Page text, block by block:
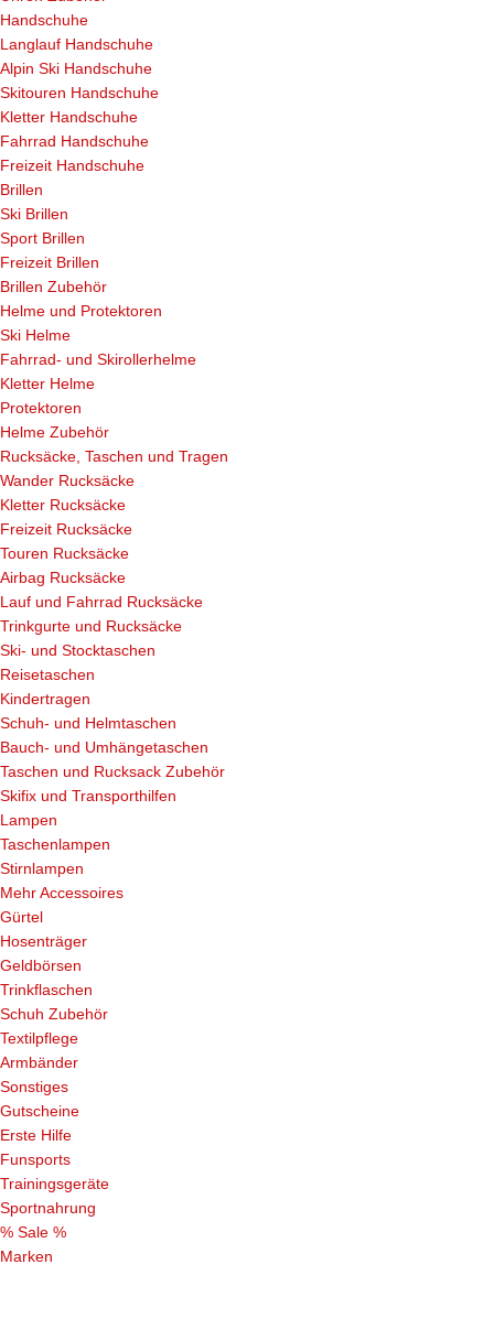
Handschuhe
Langlauf Handschuhe
Alpin Ski Handschuhe
Skitouren Handschuhe
Kletter Handschuhe
Fahrrad Handschuhe
Freizeit Handschuhe
Brillen
Ski Brillen
Sport Brillen
Freizeit Brillen
Brillen Zubehör
Helme und Protektoren
Ski Helme
Fahrrad- und Skirollerhelme
Kletter Helme
Protektoren
Helme Zubehör
Rucksäcke, Taschen und Tragen
Wander Rucksäcke
Kletter Rucksäcke
Freizeit Rucksäcke
Touren Rucksäcke
Airbag Rucksäcke
Lauf und Fahrrad Rucksäcke
Trinkgurte und Rucksäcke
Ski- und Stocktaschen
Reisetaschen
Kindertragen
Schuh- und Helmtaschen
Bauch- und Umhängetaschen
Taschen und Rucksack Zubehör
Skifix und Transporthilfen
Lampen
Taschenlampen
Stirnlampen
Mehr Accessoires
Gürtel
Hosenträger
Geldbörsen
Trinkflaschen
Schuh Zubehör
Textilpflege
Armbänder
Sonstiges
Gutscheine
Erste Hilfe
Funsports
Trainingsgeräte
Sportnahrung
% Sale %
Marken